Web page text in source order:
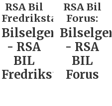
RSA Bil
Fredrikstad:
Bilselger
- RSA
BIL
Fredrikstad
RSA Bil
Forus:
Bilselger
- RSA
BIL
Forus